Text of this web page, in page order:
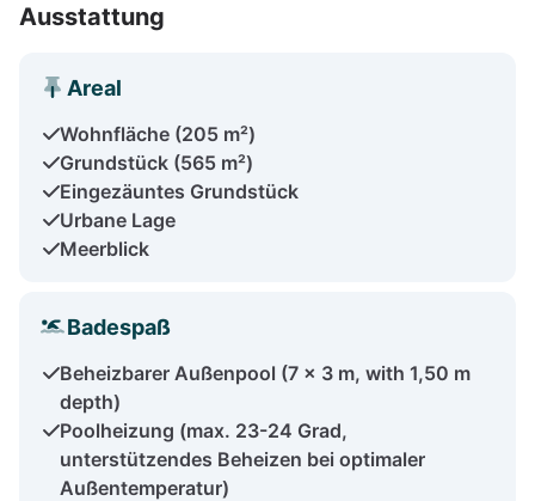
Ausstattung
Areal
Wohnfläche (205 m²)
Grundstück (565 m²)
Eingezäuntes Grundstück
Urbane Lage
Meerblick
Badespaß
Beheizbarer Außenpool (7 x 3 m, with 1,50 m
depth)
Poolheizung (max. 23-24 Grad,
unterstützendes Beheizen bei optimaler
Außentemperatur)